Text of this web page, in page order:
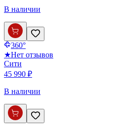
В наличии
360°
★Нет отзывов
Сити
45 990 ₽
В наличии